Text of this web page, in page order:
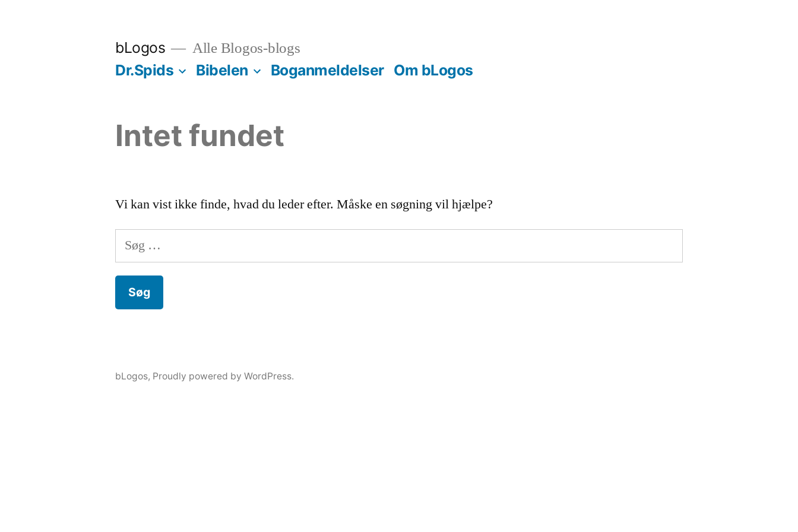
bLogos Alle Blogos-blogs
Dr.Spids Bibelen Boganmeldelser Om bLogos
Intet fundet
Vi kan vist ikke finde, hvad du leder efter. Måske en søgning vil hjælpe?
Søg
efter:
bLogos, Proudly powered by WordPress.